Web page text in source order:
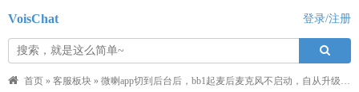
VoisChat 登录/注册
首页 » 客服板块 » 微喇app切到后台后，bb1起麦后麦克风不启动，自从升级了新版本后问题出现频繁